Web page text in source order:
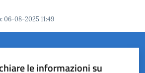
:06-08-2025 11:49
le informazioni su